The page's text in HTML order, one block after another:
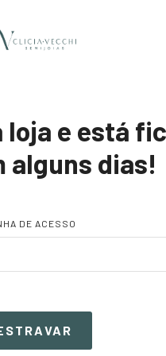
e está
alguns dias!
DE ACESSO